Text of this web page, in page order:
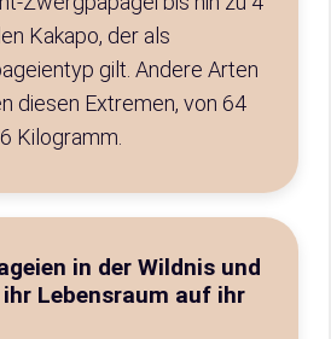
Kakapo, der als
gilt. Andere Arten
diesen Extremen, von 64
Kilogramm.
in der Wildnis und
Lebensraum auf ihr